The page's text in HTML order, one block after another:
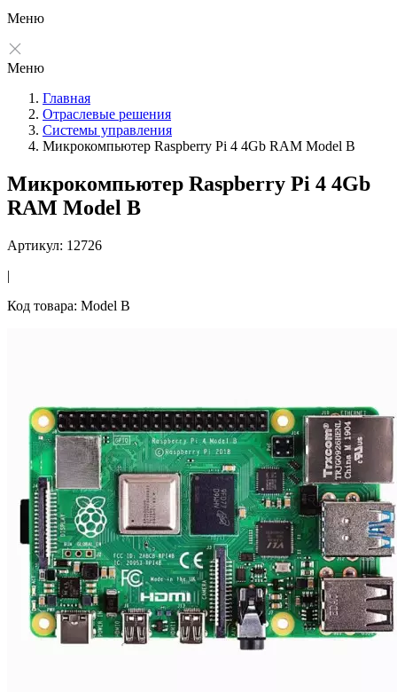
Меню
Меню
Главная
Отраслевые решения
Системы управления
Микрокомпьютер Raspberry Pi 4 4Gb RAM Model B
Микрокомпьютер Raspberry Pi 4 4Gb
RAM Model B
Артикул: 12726
|
Код товара: Model B